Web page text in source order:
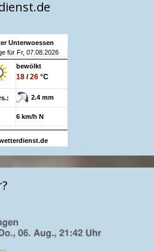
Unterwoessen
für Fr, 07.08.2026
bewölkt
18 /26 °C
2.4 mm
6 km/h N